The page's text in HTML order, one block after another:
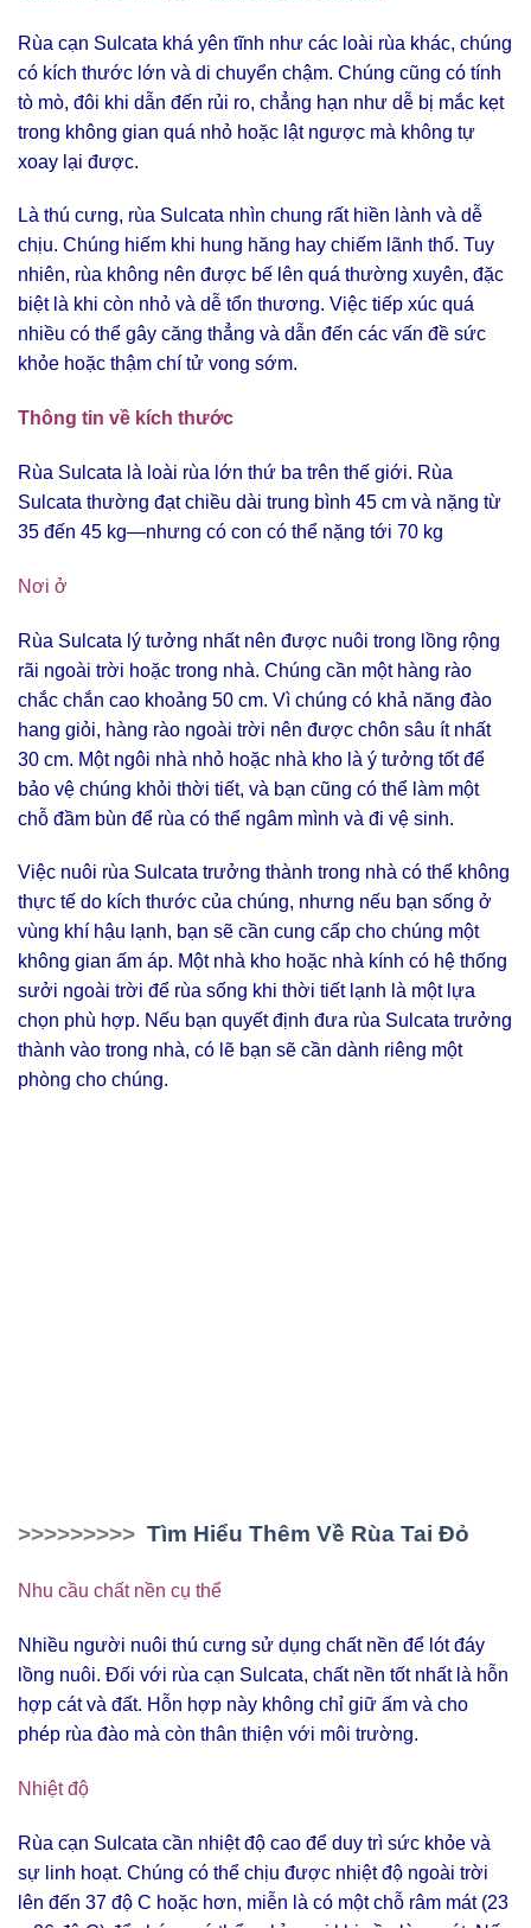
Rùa cạn Sulcata khá yên tĩnh như các loài rùa khác, chúng
có kích thước lớn và di chuyển chậm. Chúng cũng có tính
tò mò, đôi khi dẫn đến rủi ro, chẳng hạn như dễ bị mắc kẹt
trong không gian quá nhỏ hoặc lật ngược mà không tự
xoay lại được.
Là thú cưng, rùa Sulcata nhìn chung rất hiền lành và dễ
chịu. Chúng hiếm khi hung hăng hay chiếm lãnh thổ. Tuy
nhiên, rùa không nên được bế lên quá thường xuyên, đặc
biệt là khi còn nhỏ và dễ tổn thương. Việc tiếp xúc quá
nhiều có thể gây căng thẳng và dẫn đến các vấn đề sức
khỏe hoặc thậm chí tử vong sớm.
Thông tin về kích thước
Rùa Sulcata là loài rùa lớn thứ ba trên thế giới. Rùa
Sulcata thường đạt chiều dài trung bình 45 cm và nặng từ
35 đến 45 kg—nhưng có con có thể nặng tới 70 kg
Nơi ở
Rùa Sulcata lý tưởng nhất nên được nuôi trong lồng rộng
rãi ngoài trời hoặc trong nhà. Chúng cần một hàng rào
chắc chắn cao khoảng 50 cm. Vì chúng có khả năng đào
hang giỏi, hàng rào ngoài trời nên được chôn sâu ít nhất
30 cm. Một ngôi nhà nhỏ hoặc nhà kho là ý tưởng tốt để
bảo vệ chúng khỏi thời tiết, và bạn cũng có thể làm một
chỗ đầm bùn để rùa có thể ngâm mình và đi vệ sinh.
Việc nuôi rùa Sulcata trưởng thành trong nhà có thể không
thực tế do kích thước của chúng, nhưng nếu bạn sống ở
vùng khí hậu lạnh, bạn sẽ cần cung cấp cho chúng một
không gian ấm áp. Một nhà kho hoặc nhà kính có hệ thống
sưởi ngoài trời để rùa sống khi thời tiết lạnh là một lựa
chọn phù hợp. Nếu bạn quyết định đưa rùa Sulcata trưởng
thành vào trong nhà, có lẽ bạn sẽ cần dành riêng một
phòng cho chúng.
>>>>>>>>> Tìm Hiểu Thêm Về Rùa Tai Đỏ
Nhu cầu chất nền cụ thể
Nhiều người nuôi thú cưng sử dụng chất nền để lót đáy
lồng nuôi. Đối với rùa cạn Sulcata, chất nền tốt nhất là hỗn
hợp cát và đất. Hỗn hợp này không chỉ giữ ấm và cho
phép rùa đào mà còn thân thiện với môi trường.
Nhiệt độ
Rùa cạn Sulcata cần nhiệt độ cao để duy trì sức khỏe và
sự linh hoạt. Chúng có thể chịu được nhiệt độ ngoài trời
lên đến 37 độ C hoặc hơn, miễn là có một chỗ râm mát (23